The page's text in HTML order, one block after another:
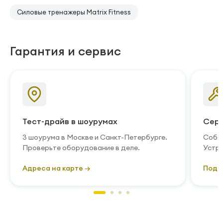
Силовые тренажеры Matrix Fitness
Гарантия и сервис
Тест-драйв в шоурумах
3 шоурума в Москве и Санкт-Петербурге.
Проверьте оборудование в деле.
Адреса на карте →